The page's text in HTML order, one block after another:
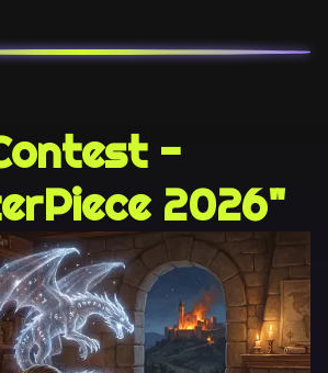
-
2026"